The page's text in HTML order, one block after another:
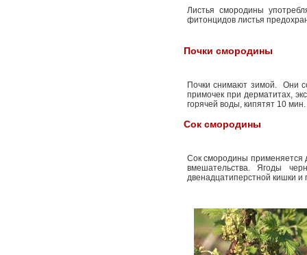
Листья смородины
фитонцидов листья
Почки смородины
Почки снимают зимой. Они
примочек при дерматитах,
горячей воды, кипятят 10
Сок смородины
Сок смородины применяется
вмешательства. Ягоды
двенадцатиперстной кишки и